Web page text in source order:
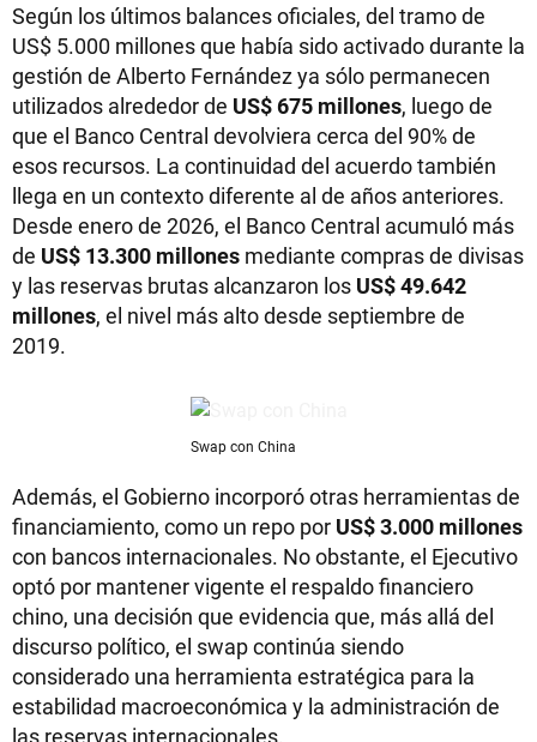
Según los últimos balances oficiales, del tramo de
US$ 5.000 millones que había sido activado durante la
gestión de Alberto Fernández ya sólo permanecen
utilizados alrededor de US$ 675 millones, luego de
que el Banco Central devolviera cerca del 90% de
esos recursos. La continuidad del acuerdo también
llega en un contexto diferente al de años anteriores.
Desde enero de 2026, el Banco Central acumuló más
de US$ 13.300 millones mediante compras de divisas
y las reservas brutas alcanzaron los US$ 49.642
millones, el nivel más alto desde septiembre de
2019.
Swap con China
Además, el Gobierno incorporó otras herramientas de
financiamiento, como un repo por US$ 3.000 millones
con bancos internacionales. No obstante, el Ejecutivo
optó por mantener vigente el respaldo financiero
chino, una decisión que evidencia que, más allá del
discurso político, el swap continúa siendo
considerado una herramienta estratégica para la
estabilidad macroeconómica y la administración de
las reservas internacionales.